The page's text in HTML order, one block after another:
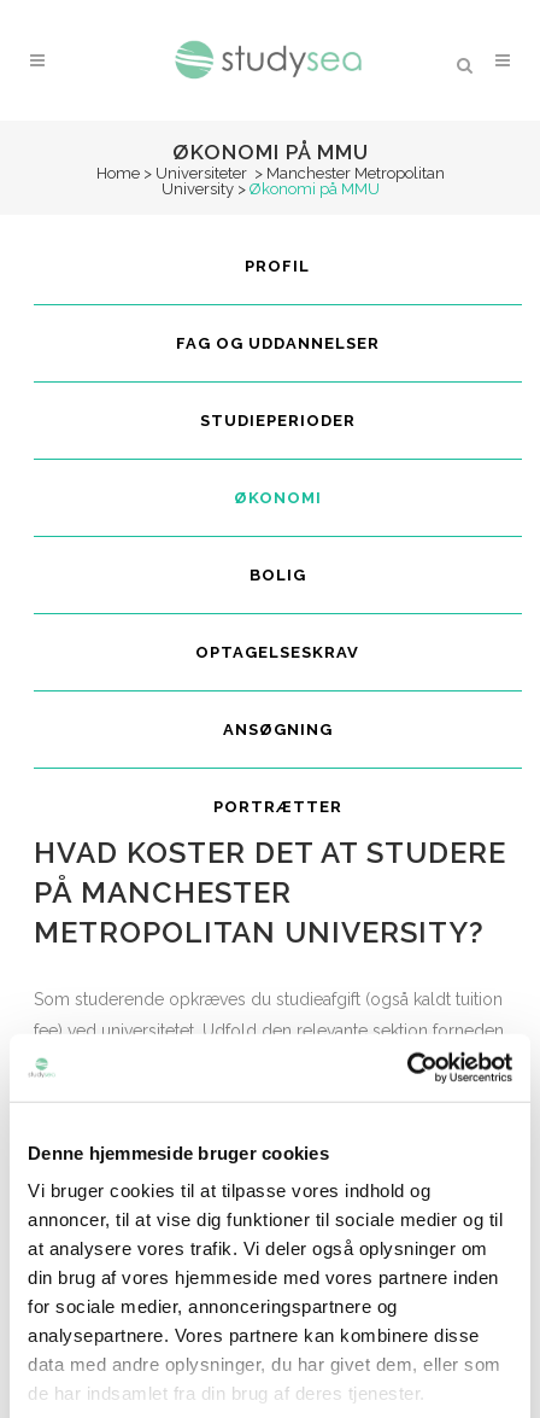
Denne hjemmeside bruger cookies
Vi bruger cookies til at tilpasse vores indhold og
annoncer, til at vise dig funktioner til sociale medier og til
at analysere vores trafik. Vi deler også oplysninger om
din brug af vores hjemmeside med vores partnere inden
for sociale medier, annonceringspartnere og
analysepartnere. Vores partnere kan kombinere disse
data med andre oplysninger, du har givet dem, eller som
de har indsamlet fra din brug af deres tjenester.
ØKONOMI PÅ MMU
Home> Universiteter > Manchester Metropolitan
University> Økonomi på MMU
PROFIL
FAG OG UDDANNELSER
STUDIEPERIODER
ØKONOMI
BOLIG
OPTAGELSESKRAV
ANSØGNING
PORTRÆTTER
HVAD KOSTER DET AT STUDERE
PÅ MANCHESTER
METROPOLITAN UNIVERSITY?
Som studerende opkræves du studieafgift (også kaldt tuition
fee) ved universitetet. Udfold den relevante sektion forneden
for mere information.
Har du betalt studieafgift, men må aflyse dit ophold før
studiestart, har du i de fleste tilfælde, inden for en vis
tidsramme, mulighed for at få en del af eller hele din
studieafgift refunderet.Se hvilke regler der gælder for refusion
af studieafgift på MMU.
FÅ OVERBLIK OVER ØKONOMIEN